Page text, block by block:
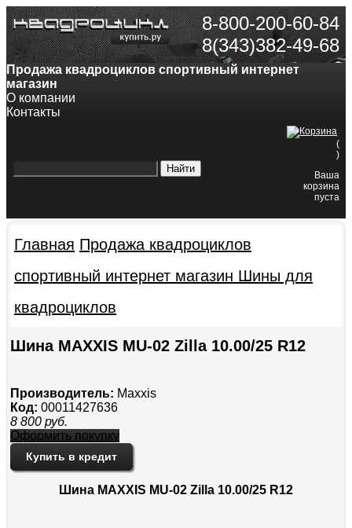
8-800-200-60-84
8(343)382-49-68
Продажа квадроциклов спортивный интернет
магазин
О компании
Контакты
(
)
Ваша
корзина
пуста
Главная Продажа квадроциклов
спортивный интернет магазин Шины для
квадроциклов
Шина MAXXIS MU-02 Zilla 10.00/25 R12
Производитель: Maxxis
Код: 00011427636
8 800 руб.
Оформить покупку
Купить в кредит
Шина MAXXIS MU-02 Zilla 10.00/25 R12